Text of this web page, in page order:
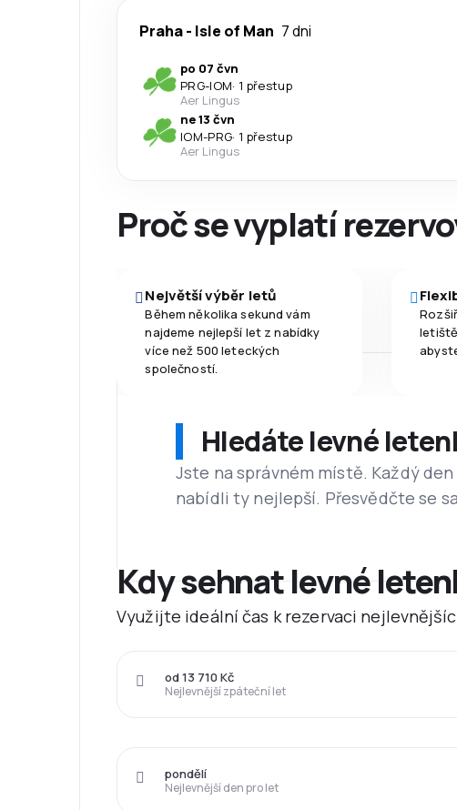
Praha- Isle of Man 7 dni
po 07 čvn
PRG-IOM· 1 přestup
Aer Lingus
ne 13 čvn
IOM-PRG· 1 přestup
Aer Lingus
Proč se vyplatí
Největší výběr letů
Během několika sekund vám
najdeme nejlepší let z nabídky
více než 500 leteckých
společností.
Hledáte levné
Jste na správném místě. Každý
nabídli ty nejlepší. Přesvědčte se
Kdy sehnat levné
Využijte ideální čas k rezervaci
Nejlevnější zpáteční let
od 13 710 Kč
Nejlevnější den pro let
pondělí